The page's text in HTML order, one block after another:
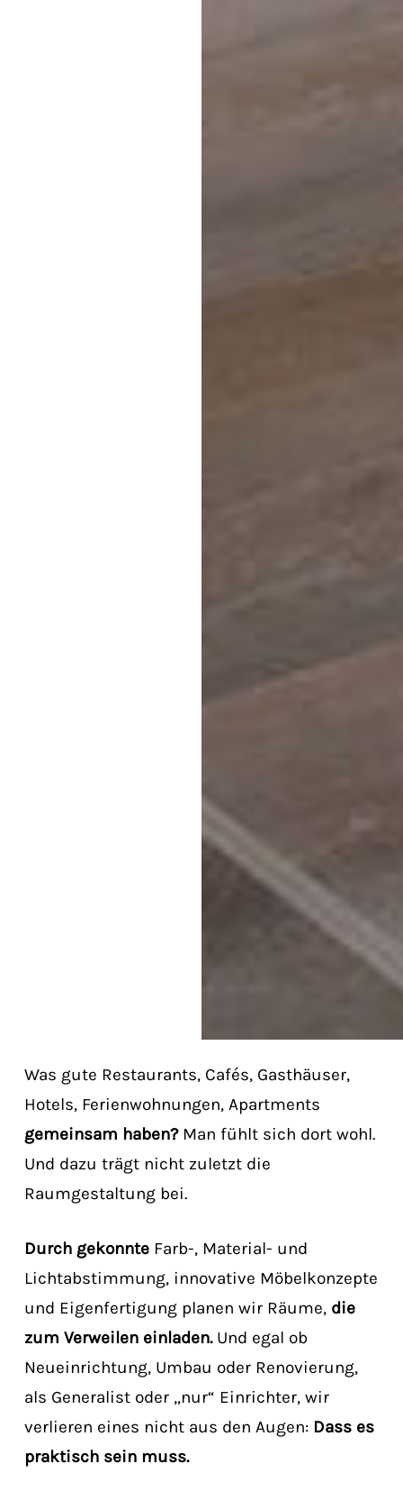
Was gute Restaurants, Cafés, Gasthäuser,
Hotels, Ferienwohnungen, Apartments
gemeinsam haben?Man fühlt sich dort wohl.
Und dazu trägt nicht zuletzt die
Raumgestaltung bei.
Durch gekonnteFarb-, Material- und
Lichtabstimmung, innovative Möbelkonzepte
und Eigenfertigung planen wir Räume, die
zum Verweilen einladen.Und egal ob
Neueinrichtung, Umbau oder Renovierung,
als Generalist oder „nur“ Einrichter, wir
verlieren eines nicht aus den Augen: Dass es
praktisch sein muss.